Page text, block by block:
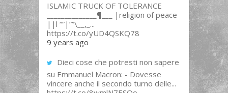
ISLAMIC TRUCK OF TOLERANCE
______________¶___ |religion of peace
||l “”|””\__,_...
https://t.co/yUD4QSKQ78
9 years ago
Dieci cose che potresti non sapere
su Emmanuel Macron: - Dovesse
vincere anche il secondo turno delle...